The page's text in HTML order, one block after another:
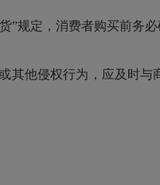
规定，消费者购买前务必
他侵权行为，应及时与